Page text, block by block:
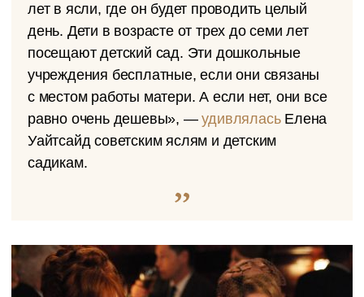
лет в ясли, где он будет проводить целый
день. Дети в возрасте от трех до семи лет
посещают детский сад. Эти дошкольные
учреждения бесплатные, если они связаны
с местом работы матери. А если нет, они все
равно очень дешевы», —удивляласьЕлена
Уайтсайд советским яслям и детским
садикам.